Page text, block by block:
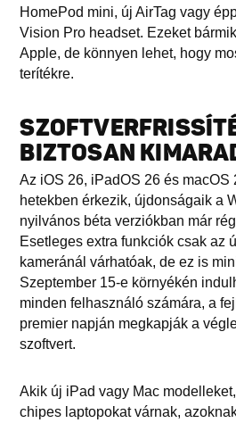
HomePod mini, új AirTag vagy
Vision Pro headset. Ezeket
Apple, de könnyen lehet, hogy
terítékre.
BIZTOSAN
Az iOS 26, iPadOS 26 és macOS
hetekben érkezik, újdonságaik a
nyilvános béta verziókban már
Esetleges extra funkciók csak az
kameránál várhatóak, de ez is
Szeptember 15-e környékén
minden felhasználó számára, a
premier napján megkapják a
szoftvert.
Akik új iPad vagy Mac
chipes laptopokat várnak,